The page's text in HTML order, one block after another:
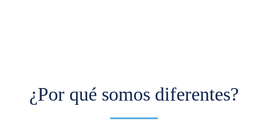
¿Por qué somos diferentes?